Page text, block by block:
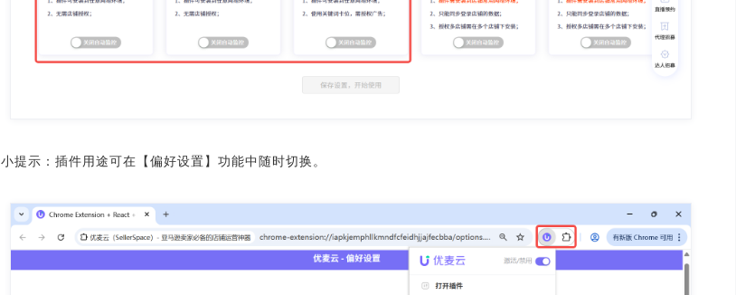
小提示：插件用途可在【偏好设置】功能中随时切换。